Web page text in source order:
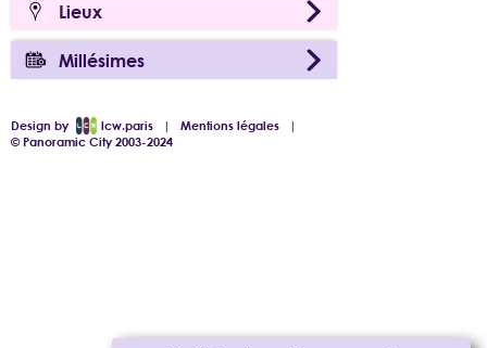
Lieux
Millésimes
Design by lcw.paris |Mentions légales |
© Panoramic City 2003-2024